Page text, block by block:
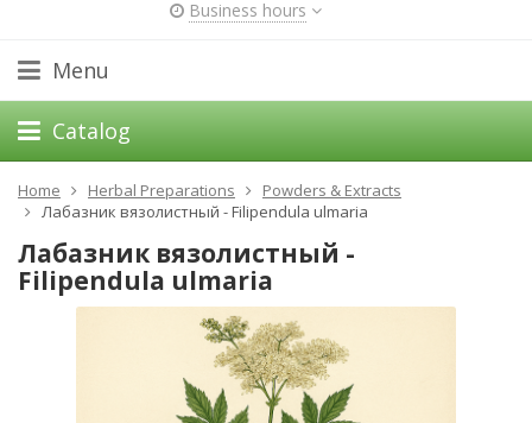
Business hours
Menu
Catalog
Home Herbal Preparations
Powders & Extracts
Лабазник вязолистный - Filipendula ulmaria
Лабазник вязолистный -
Filipendula ulmaria